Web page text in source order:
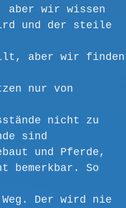
aber wir wissen
und der steile
aber wir finden
nur von
nicht zu
sind
und Pferde,
bemerkbar. So
Weg. Der wird nie